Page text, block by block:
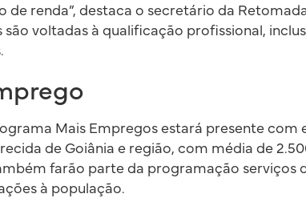
de renda”, destaca o secretário da
são voltadas à qualificação profissional,
Mais Empregos estará presente com
de Goiânia e região, com média de
farão parte da programação serviços
à população.